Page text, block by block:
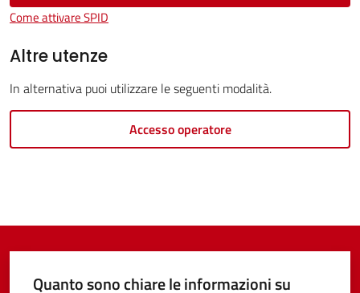
Tutti
argomenti...
su
Come attivare SPID
Altre utenze
In alternativa puoi utilizzare le seguenti modalità.
Accesso operatore
Quanto sono chiare le informazioni su